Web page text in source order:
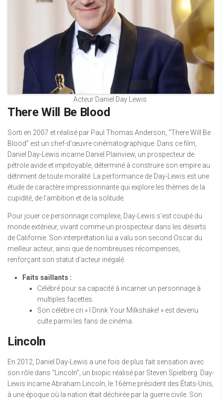
Acteur Daniel Day Lewis
There Will Be Blood
Sorti en 2007 et réalisé par Paul Thomas Anderson, “There Will Be
Blood” est un chef-d’œuvre cinématographique. Dans ce film,
Daniel Day-Lewis incarne Daniel Plainview, un prospecteur de
pétrole avide et impitoyable, déterminé à construire son empire au
détriment de toute moralité. La performance de Day-Lewis est une
étude de caractère impressionnante qui explore les thèmes de la
cupidité, de l’ambition et de la solitude.
Pour jouer ce personnage complexe, Day-Lewis s’est coupé du
monde extérieur, vivant comme un prospecteur dans les déserts
de Californie. Son interprétation lui a valu son second Oscar du
meilleur acteur, ainsi que de nombreuses récompenses,
renforçant son statut d’acteur inégalé.
Faits saillants :
Célébré pour sa capacité à incarner un personnage à
multiples facettes.
Son célèbre cri « I Drink Your Milkshake! » est devenu
culte parmi les fans de cinéma.
Lincoln
En 2012, Daniel Day-Lewis a une fois de plus fait sensation avec
son rôle dans “Lincoln”, un biopic réalisé par Steven Spielberg. Day-
Lewis incarne Abraham Lincoln, le 16ème président des États-Unis,
à une époque où la nation était déchirée par la guerre civile. Son